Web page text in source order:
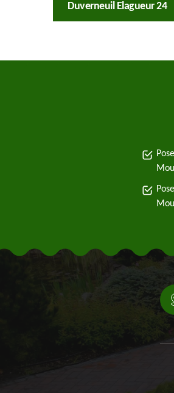
Duverneuil Elagueur 24